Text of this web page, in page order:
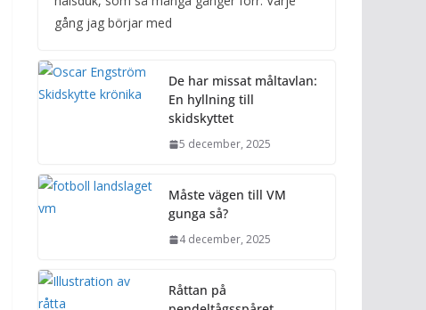
gång jag börjar med
De har missat måltavlan:
En hyllning till
skidskyttet
5 december, 2025
Måste vägen till VM
gunga så?
4 december, 2025
Råttan på